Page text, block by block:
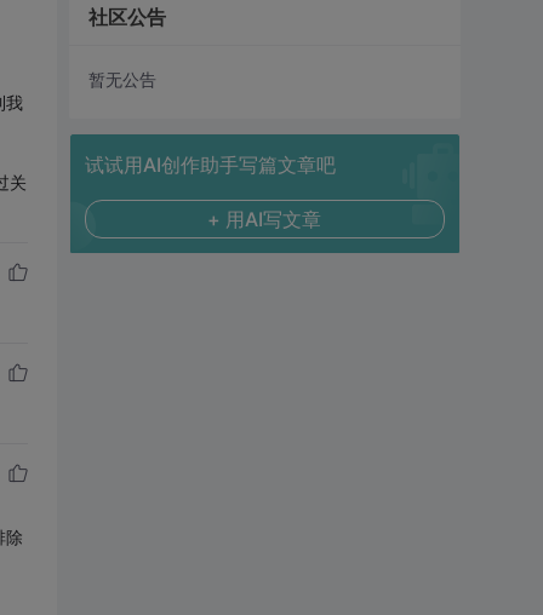
我
关
除
社区公告
暂无公告
试试用AI创作助手写篇文章吧
+ 用AI写文章